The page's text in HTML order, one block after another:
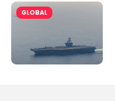
GLOBAL